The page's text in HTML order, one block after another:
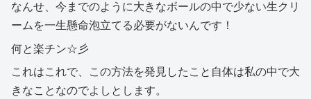
なんせ、今までのように大きなボールの中で少ない生クリ
ームを一生懸命泡立てる必要がないんです！
何と楽チン☆彡
これはこれで、この方法を発見したこと自体は私の中で大
きなことなのでよしとします。